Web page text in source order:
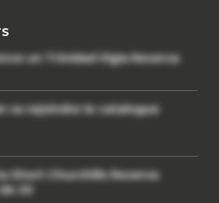
un Trinidad Vigia Reserva
va rejoindre le catalogue
Short Churchills Reserva
20